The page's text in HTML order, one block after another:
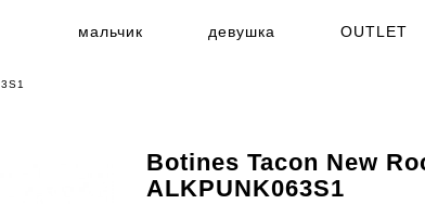
мальчик девушка OUTLET
Botines Tacon New
ALKPUNK063S1